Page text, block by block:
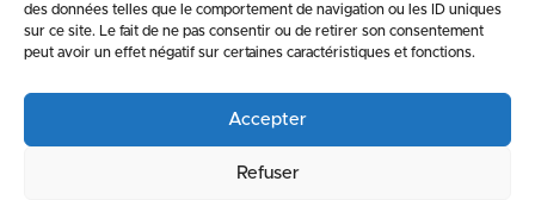
des données telles que le comportement de navigation ou les ID uniques
sur ce site. Le fait de ne pas consentir ou de retirer son consentement
peut avoir un effet négatif sur certaines caractéristiques et fonctions.
Accepter
Refuser
SUIVEZ-NOUS